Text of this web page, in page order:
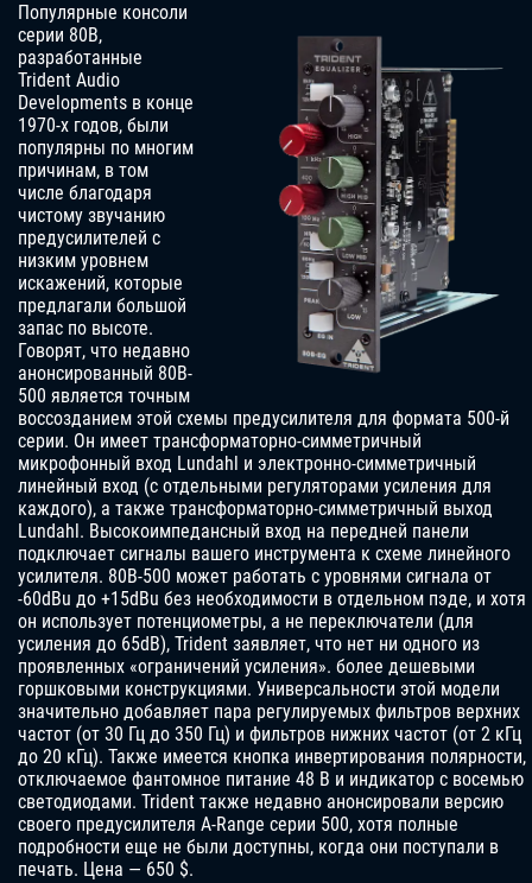
Популярные консоли
серии 80B,
разработанные
Trident Audio
Developments в конце
1970-х годов, были
популярны по многим
причинам, в том
числе благодаря
чистому звучанию
предусилителей с
низким уровнем
искажений, которые
предлагали большой
запас по высоте.
Говорят, что недавно
анонсированный 80B-
500 является точным
воссозданием этой схемы предусилителя для формата 500-й
серии. Он имеет трансформаторно-симметричный
микрофонный вход Lundahl и электронно-симметричный
линейный вход (с отдельными регуляторами усиления для
каждого), а также трансформаторно-симметричный выход
Lundahl. Высокоимпедансный вход на передней панели
подключает сигналы вашего инструмента к схеме линейного
усилителя. 80B-500 может работать с уровнями сигнала от
-60dBu до +15dBu без необходимости в отдельном пэде, и хотя
он использует потенциометры, а не переключатели (для
усиления до 65dB), Trident заявляет, что нет ни одного из
проявленных «ограничений усиления». более дешевыми
горшковыми конструкциями. Универсальности этой модели
значительно добавляет пара регулируемых фильтров верхних
частот (от 30 Гц до 350 Гц) и фильтров нижних частот (от 2 кГц
до 20 кГц). Также имеется кнопка инвертирования полярности,
отключаемое фантомное питание 48 В и индикатор с восемью
светодиодами. Trident также недавно анонсировали версию
своего предусилителя A-Range серии 500, хотя полные
подробности еще не были доступны, когда они поступали в
печать. Цена — 650 $.